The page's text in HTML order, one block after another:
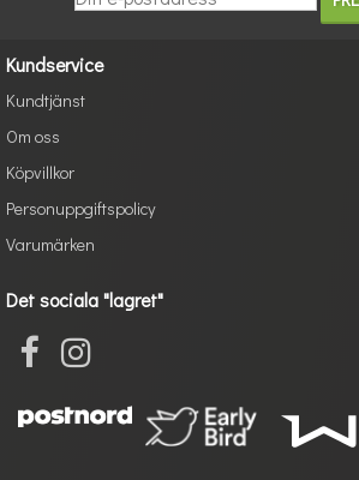
Kundservice
Kundtjänst
Om oss
Köpvillkor
Personuppgiftspolicy
Varumärken
Det sociala "lagret"